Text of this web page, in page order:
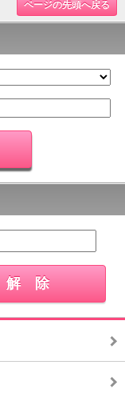
ページの先頭へ戻る